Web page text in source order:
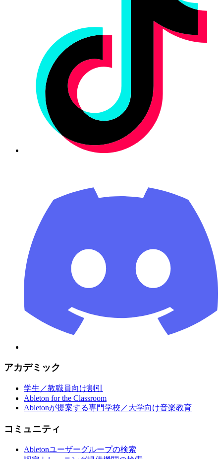
アカデミック
学生／教職員向け割引
Ableton for the Classroom
Abletonが提案する専門学校／大学向け音楽教育
コミュニティ
Abletonユーザーグループの検索